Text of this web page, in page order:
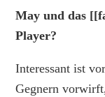
May und das
Player?
Interessant ist
Gegnern